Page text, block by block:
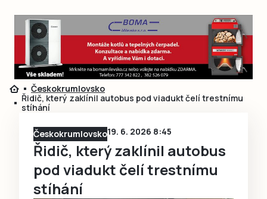
Obnovit heslo
Přihlásit se
Přihlásit se přes Facebook
Blogy
Inspirace
Čtenáři píší
Speciální přílohy
Českokrumlovsko
Řidič, který zaklínil autobus pod viadukt čelí trestnímu
stíhání
Českokrumlovsko19. 6. 2026 8:45
Řidič, který zaklínil autobus
pod viadukt čelí trestnímu
stíhání